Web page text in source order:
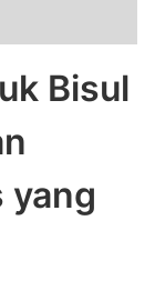
Bisul
yang